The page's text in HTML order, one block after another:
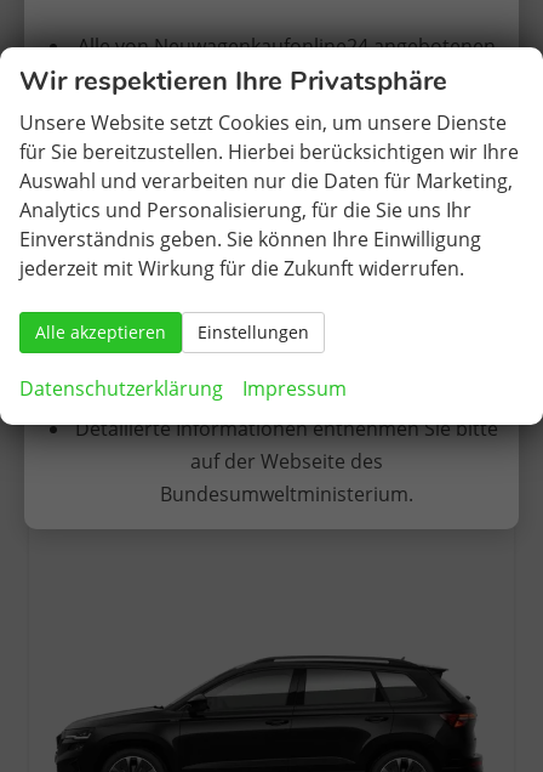
Skoda Karoq (2027)
1.5 TSI 150 PS DSG
Sportline PLUS
unverbindliche Lieferzeit: ca. 3-5 Monate Neuwagen
Fahrzeugnr. 283613 Getriebe
Kraftstoff Benzin
Wählbar
Leistung 110 kW (150 PS)
33.920,– €
incl. 19% MwSt.
CO2-Klasse:E
Wir respektieren Ihre Privatsphäre
Unsere Website setzt Cookies ein, um unsere Dienste
für Sie bereitzustellen. Hierbei berücksichtigen wir Ihre
Auswahl und verarbeiten nur die Daten für Marketing,
Analytics und Personalisierung, für die Sie uns Ihr
Einverständnis geben. Sie können Ihre Einwilligung
jederzeit mit Wirkung für die Zukunft widerrufen.
Alle akzeptieren Einstellungen
Datenschutzerklärung Impressum
Alle von Neuwagenkaufonline24 angebotenen
Elektrofahrzeuge erhalten KEINE vorherige
Zulassung.
Die Erstzulassung findet somit in Deutschland
statt.
Nach den bisher vorliegenden Informationen
förderfähig, sofern die sonstigen Kriterien
Detailierte Informationen entnehmen Sie bitte
auf der Webseite des
Bundesumweltministerium.